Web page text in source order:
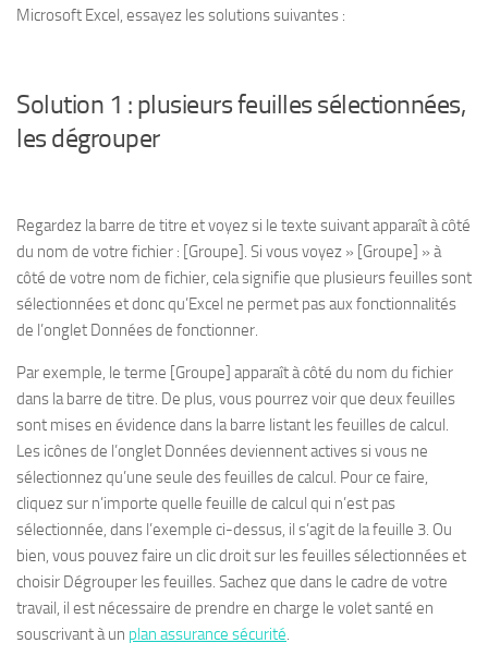
Microsoft Excel, essayez les solutions suivantes :
Solution 1 : plusieurs feuilles sélectionnées,
les dégrouper
Regardez la barre de titre et voyez si le texte suivant apparaît à côté
du nom de votre fichier : [Groupe]. Si vous voyez » [Groupe] » à
côté de votre nom de fichier, cela signifie que plusieurs feuilles sont
sélectionnées et donc qu’Excel ne permet pas aux fonctionnalités
de l’onglet Données de fonctionner.
Par exemple, le terme [Groupe] apparaît à côté du nom du fichier
dans la barre de titre. De plus, vous pourrez voir que deux feuilles
sont mises en évidence dans la barre listant les feuilles de calcul.
Les icônes de l’onglet Données deviennent actives si vous ne
sélectionnez qu’une seule des feuilles de calcul. Pour ce faire,
cliquez sur n’importe quelle feuille de calcul qui n’est pas
sélectionnée, dans l’exemple ci-dessus, il s’agit de la feuille 3. Ou
bien, vous pouvez faire un clic droit sur les feuilles sélectionnées et
choisir Dégrouper les feuilles. Sachez que dans le cadre de votre
travail, il est nécessaire de prendre en charge le volet santé en
souscrivant à un plan assurance sécurité.